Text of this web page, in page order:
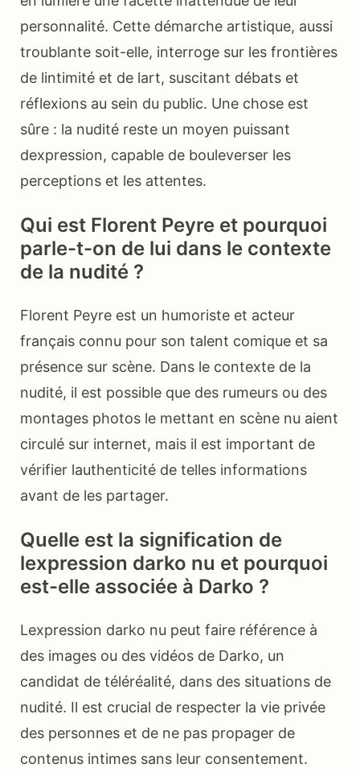
personnalité. Cette démarche artistique, aussi
troublante soit-elle, interroge sur les frontières
de lintimité et de lart, suscitant débats et
réflexions au sein du public. Une chose est
sûre : la nudité reste un moyen puissant
dexpression, capable de bouleverser les
perceptions et les attentes.
Qui est Florent Peyre et pourquoi
parle-t-on de lui dans le contexte
de la nudité ?
Florent Peyre est un humoriste et acteur
français connu pour son talent comique et sa
présence sur scène. Dans le contexte de la
nudité, il est possible que des rumeurs ou des
montages photos le mettant en scène nu aient
circulé sur internet, mais il est important de
vérifier lauthenticité de telles informations
avant de les partager.
Quelle est la signification de
lexpression darko nu et pourquoi
est-elle associée à Darko ?
Lexpression darko nu peut faire référence à
des images ou des vidéos de Darko, un
candidat de téléréalité, dans des situations de
nudité. Il est crucial de respecter la vie privée
des personnes et de ne pas propager de
contenus intimes sans leur consentement.